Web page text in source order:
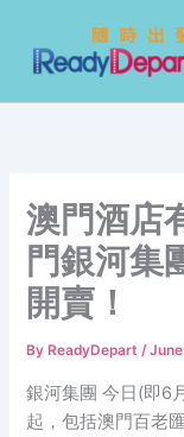
content
澳門酒店
門銀河集
開賣！
By ReadyDepart/
銀河集團 今日(即6
起，包括澳門百老